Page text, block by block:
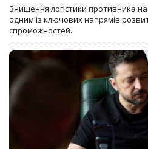
Знищення логістики противника
одним із ключових напрямів
спроможностей.